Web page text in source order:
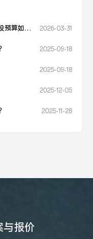
预算如何
2026-03-31
2025-09-18
2025-09-18
2025-12-05
2025-11-28
与报价